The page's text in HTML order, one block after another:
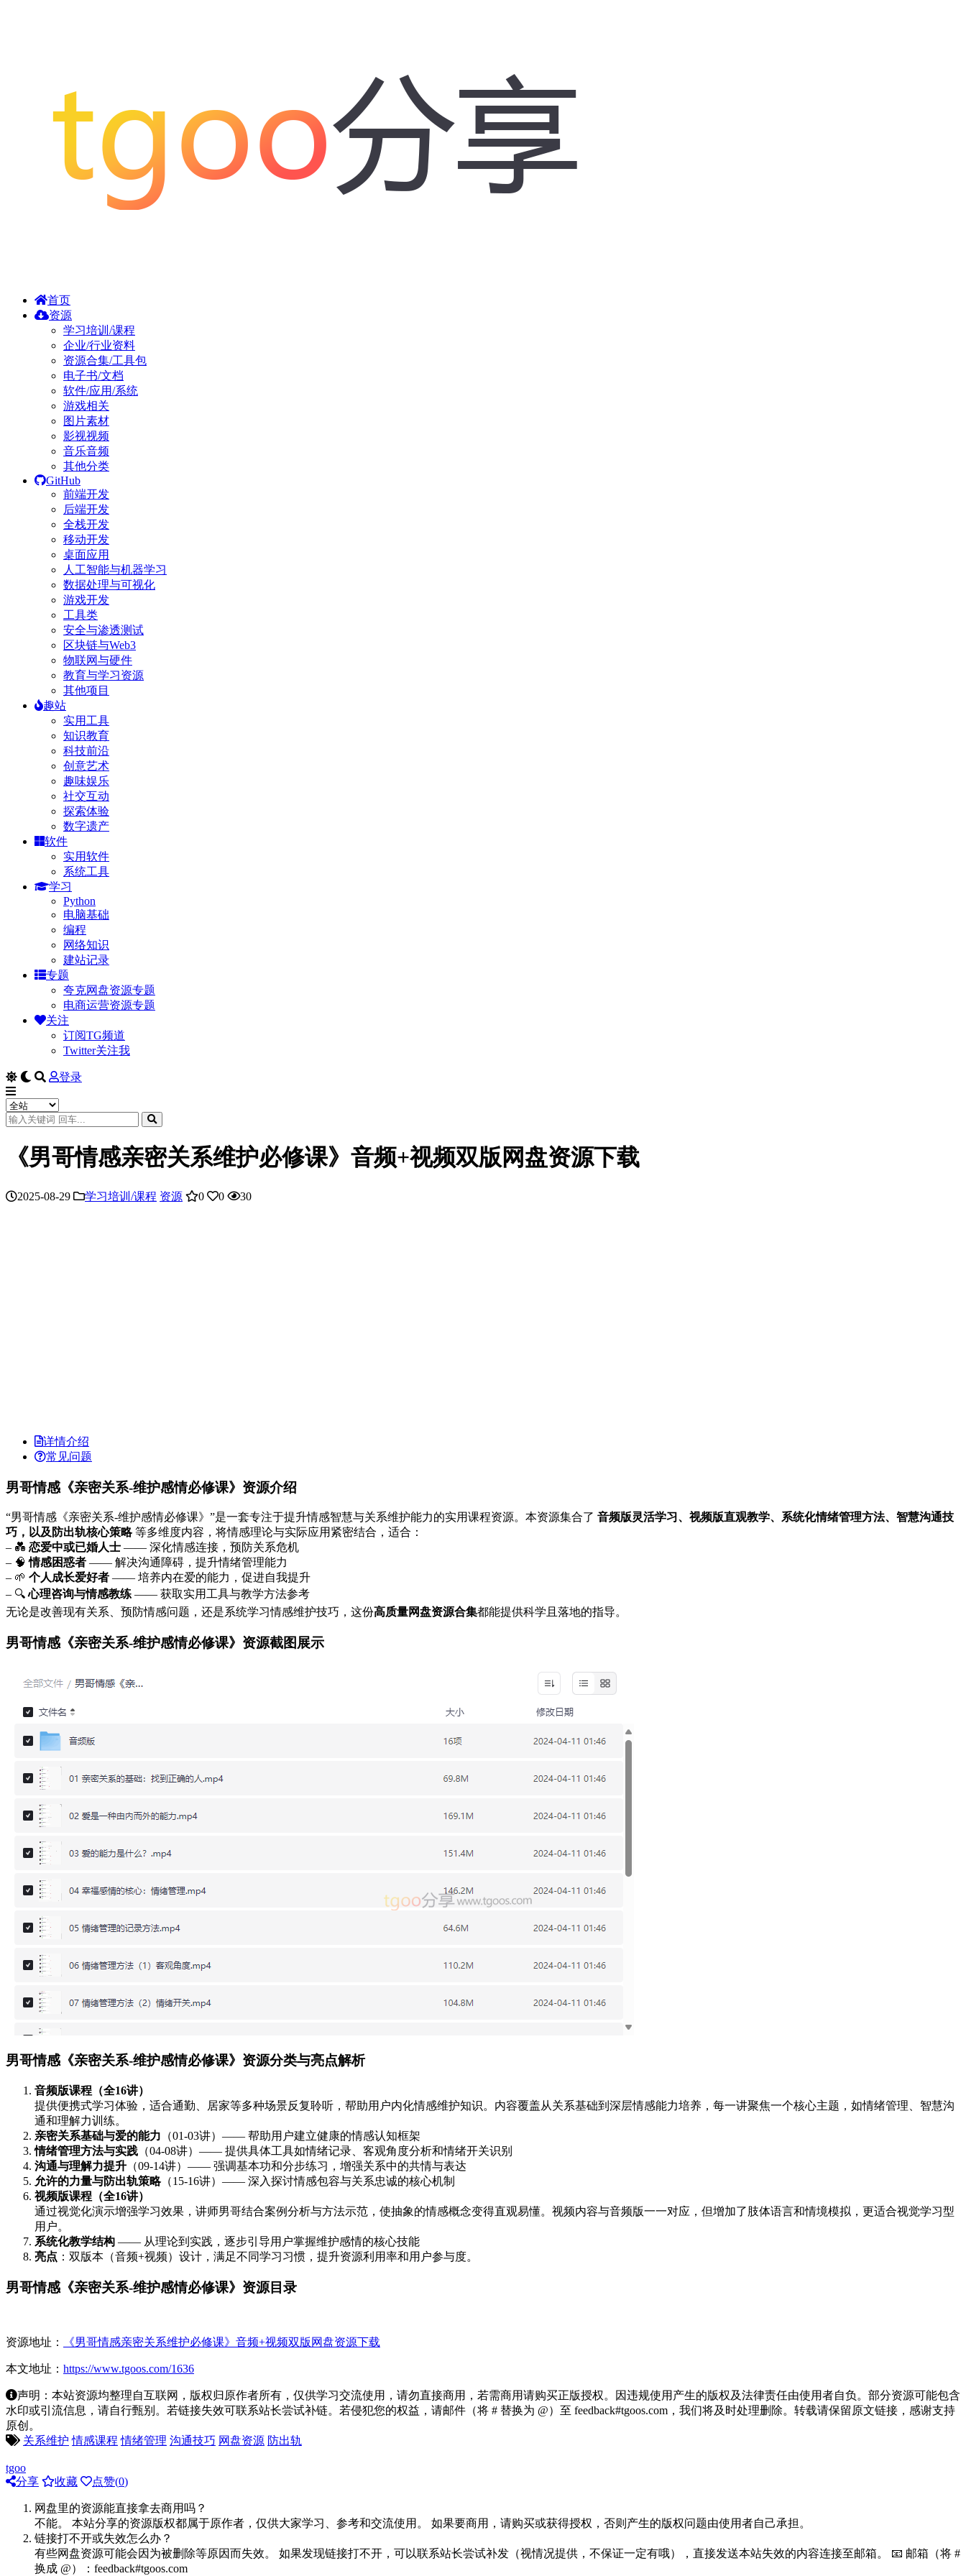
首页
资源
学习培训/课程
企业/行业资料
资源合集/工具包
电子书/文档
软件/应用/系统
游戏相关
图片素材
影视视频
音乐音频
其他分类
GitHub
前端开发
后端开发
全栈开发
移动开发
桌面应用
人工智能与机器学习
数据处理与可视化
游戏开发
工具类
安全与渗透测试
区块链与Web3
物联网与硬件
教育与学习资源
其他项目
趣站
实用工具
知识教育
科技前沿
创意艺术
趣味娱乐
社交互动
探索体验
数字遗产
软件
实用软件
系统工具
学习
Python
电脑基础
编程
网络知识
建站记录
专题
夸克网盘资源专题
电商运营资源专题
关注
订阅TG频道
Twitter关注我
登录
《男哥情感亲密关系维护必修课》音频+视频双版网盘资源下载
2025-08-29 学习培训/课程 资源 0 0 30
详情介绍
常见问题
男哥情感《亲密关系-维护感情必修课》资源介绍
“男哥情感《亲密关系-维护感情必修课》”是一套专注于提升情感智慧与关系维护能力的实用课程资源。本资源集合了 音频版灵活学习、视频版直观教学、系统化情绪管理方法、智慧沟通技
巧，以及防出轨核心策略等多维度内容，将情感理论与实际应用紧密结合，适合：
– 💑 恋爱中或已婚人士 —— 深化情感连接，预防关系危机
– 🧠情感困惑者 —— 解决沟通障碍，提升情绪管理能力
– 🌱 个人成长爱好者 —— 培养内在爱的能力，促进自我提升
– 🔍心理咨询与情感教练 —— 获取实用工具与教学方法参考
无论是改善现有关系、预防情感问题，还是系统学习情感维护技巧，这份高质量网盘资源合集都能提供科学且落地的指导。
男哥情感《亲密关系-维护感情必修课》资源截图展示
男哥情感《亲密关系-维护感情必修课》资源分类与亮点解析
音频版课程（全16讲）
提供便携式学习体验，适合通勤、居家等多种场景反复聆听，帮助用户内化情感维护知识。内容覆盖从关系基础到深层情感能力培养，每一讲聚焦一个核心主题，如情绪管理、智慧沟
通和理解力训练。
亲密关系基础与爱的能力 （01-03讲）—— 帮助用户建立健康的情感认知框架
情绪管理方法与实践 （04-08讲）—— 提供具体工具如情绪记录、客观角度分析和情绪开关识别
沟通与理解力提升 （09-14讲）—— 强调基本功和分步练习，增强关系中的共情与表达
允许的力量与防出轨策略（15-16讲）—— 深入探讨情感包容与关系忠诚的核心机制
视频版课程（全16讲）
通过视觉化演示增强学习效果，讲师男哥结合案例分析与方法示范，使抽象的情感概念变得直观易懂。视频内容与音频版一一对应，但增加了肢体语言和情境模拟，更适合视觉学习型
用户。
系统化教学结构 —— 从理论到实践，逐步引导用户掌握维护感情的核心技能
亮点 ：双版本（音频+视频）设计，满足不同学习习惯，提升资源利用率和用户参与度。
男哥情感《亲密关系-维护感情必修课》资源目录
资源地址： 《男哥情感亲密关系维护必修课》音频+视频双版网盘资源下载
本文地址： https://www.tgoos.com/1636
声明：本站资源均整理自互联网，版权归原作者所有，仅供学习交流使用，请勿直接商用，若需商用请购买正版授权。因违规使用产生的版权及法律责任由使用者自负。部分资源可能包含
水印或引流信息，请自行甄别。若链接失效可联系站长尝试补链。若侵犯您的权益，请邮件（将 # 替换为 @）至 feedback#tgoos.com，我们将及时处理删除。转载请保留原文链接，感谢支持
原创。
关系维护 情感课程 情绪管理 沟通技巧 网盘资源 防出轨
tgoo
分享
收藏 点赞(0)
网盘里的资源能直接拿去商用吗？
不能。 本站分享的资源版权都属于原作者，仅供大家学习、参考和交流使用。 如果要商用，请购买或获得授权，否则产生的版权问题由使用者自己承担。
链接打不开或失效怎么办？
有些网盘资源可能会因为被删除等原因而失效。 如果发现链接打不开，可以联系站长尝试补发（视情况提供，不保证一定有哦），直接发送本站失效的内容连接至邮箱。 📧 邮箱（将 #
换成 @）：feedback#tgoos.com